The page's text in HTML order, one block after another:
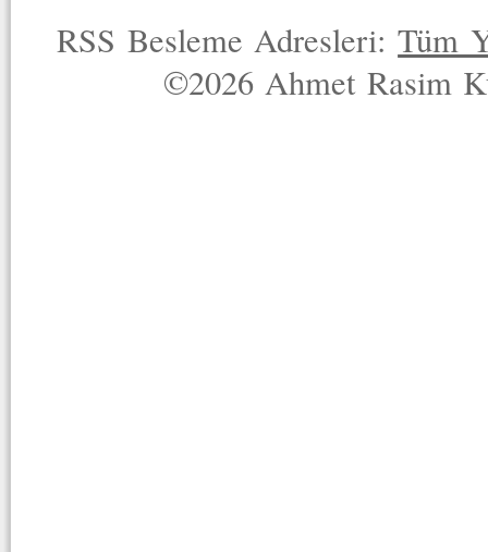
RSS Besleme Adresleri:Tüm
©2026 Ahmet Rasim